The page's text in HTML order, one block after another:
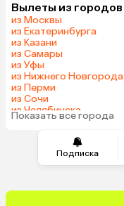
Подписка
Грузия
Армения
Казахстан
Узбекистан
Сербия
Катар
Иордания
Саудовская Аравия
Венгрия
Вылеты из городов
из Москвы
из Екатеринбурга
из Казани
из Самары
из Уфы
из Нижнего Новгорода
из Перми
из Сочи
из Челябинска
из Тюмени
Показать все города